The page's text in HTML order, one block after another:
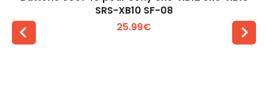
SRS-XB10 SF-08
25.99€